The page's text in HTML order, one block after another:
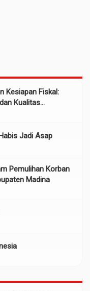
Kesiapan Fiskal:
Kualitas
Jadi Asap
Pemulihan Korban
Madina